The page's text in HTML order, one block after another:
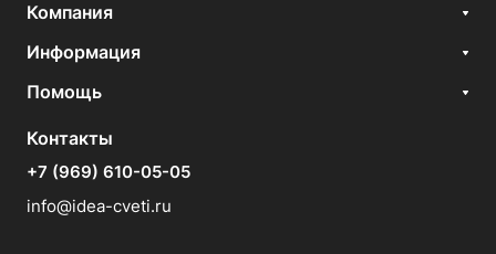
Компания
Информация
Помощь
Контакты
+7 (969) 610-05-05
info@idea-cveti.ru